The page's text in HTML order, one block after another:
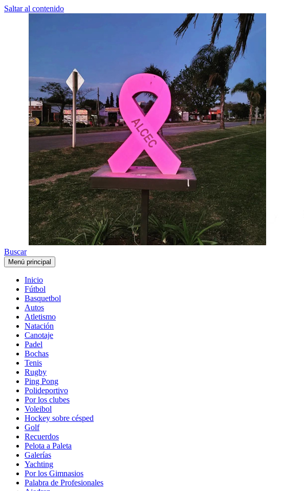
Saltar al contenido
Buscar
Menú principal
Inicio
Fútbol
Basquetbol
Autos
Atletismo
Natación
Canotaje
Padel
Bochas
Tenis
Rugby
Ping Pong
Polideportivo
Por los clubes
Voleibol
Hockey sobre césped
Golf
Recuerdos
Pelota a Paleta
Galerías
Yachting
Por los Gimnasios
Palabra de Profesionales